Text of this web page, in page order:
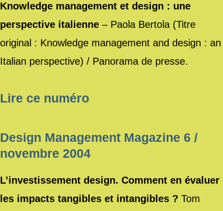
Knowledge management et design : une
perspective italienne – Paola Bertola (Titre
original : Knowledge management and design : an
Italian perspective) / Panorama de presse.
Lire ce numéro
Design Management Magazine 6 /
novembre 2004
L’investissement design. Comment en évaluer
les impacts tangibles et intangibles ? Tom